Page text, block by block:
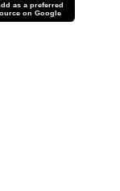
as a preferred
on Google